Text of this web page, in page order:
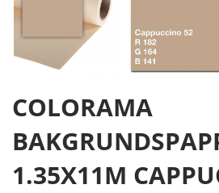
COLORAMA
1.35X11M